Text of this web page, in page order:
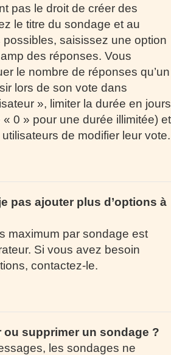
pas le droit de créer des
le titre du sondage et au
saisissez une option
des réponses. Vous
le nombre de réponses qu’un
lors de son vote dans
», limiter la durée en jours
0 » pour une durée illimitée) et
de modifier leur vote.
pas ajouter plus d’options à
maximum par sondage est
Si vous avez besoin
contactez-le.
ou supprimer un sondage ?
les sondages ne